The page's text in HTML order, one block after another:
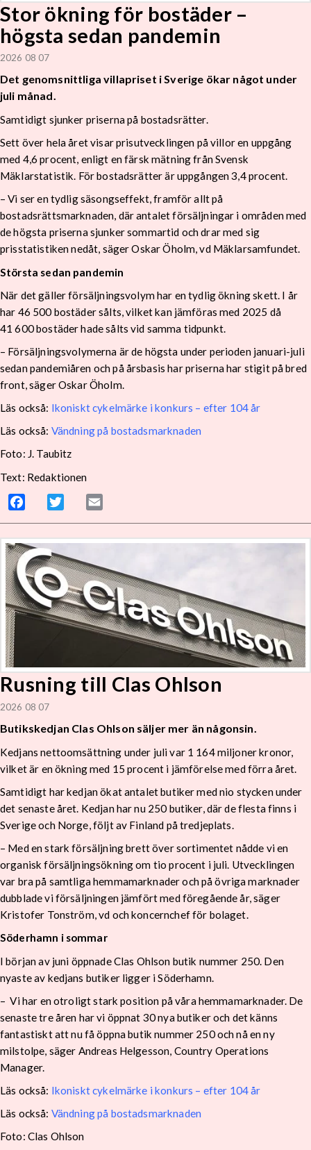
Stor ökning för bostäder –
högsta sedan pandemin
2026 08 07
Det genomsnittliga villapriset i Sverige ökar något under
juli månad.
Samtidigt sjunker priserna på bostadsrätter.
Sett över hela året visar prisutvecklingen på villor en uppgång
med 4,6 procent, enligt en färsk mätning från Svensk
Mäklarstatistik. För bostadsrätter är uppgången 3,4 procent.
– Vi ser en tydlig säsongseffekt, framför allt på
bostadsrättsmarknaden, där antalet försäljningar i områden med
de högsta priserna sjunker sommartid och drar med sig
prisstatistiken nedåt, säger Oskar Öholm, vd Mäklarsamfundet.
Största sedan pandemin
När det gäller försäljningsvolym har en tydlig ökning skett. I år
har 46 500 bostäder sålts, vilket kan jämföras med 2025 då
41 600 bostäder hade sålts vid samma tidpunkt.
– Försäljningsvolymerna är de högsta under perioden januari-juli
sedan pandemiåren och på årsbasis har priserna har stigit på bred
front, säger Oskar Öholm.
Läs också: Ikoniskt cykelmärke i konkurs – efter 104 år
Läs också: Vändning på bostadsmarknaden
Foto: J. Taubitz
Text: Redaktionen
Facebook Twitter
Rusning till Clas Ohlson
2026 08 07
Butikskedjan Clas Ohlson säljer mer än någonsin.
Kedjans nettoomsättning under juli var 1 164 miljoner kronor,
vilket är en ökning med 15 procent i jämförelse med förra året.
Samtidigt har kedjan ökat antalet butiker med nio stycken under
det senaste året. Kedjan har nu 250 butiker, där de flesta finns i
Sverige och Norge, följt av Finland på tredjeplats.
– Med en stark försäljning brett över sortimentet nådde vi en
organisk försäljningsökning om tio procent i juli. Utvecklingen
var bra på samtliga hemmamarknader och på övriga marknader
dubblade vi försäljningen jämfört med föregående år, säger
Kristofer Tonström, vd och koncernchef för bolaget.
Söderhamn i sommar
I början av juni öppnade Clas Ohlson butik nummer 250. Den
nyaste av kedjans butiker ligger i Söderhamn.
– Vi har en otroligt stark position på våra hemmamarknader. De
senaste tre åren har vi öppnat 30 nya butiker och det känns
fantastiskt att nu få öppna butik nummer 250 och nå en ny
milstolpe, säger Andreas Helgesson, Country Operations
Manager.
Läs också: Ikoniskt cykelmärke i konkurs – efter 104 år
Läs också: Vändning på bostadsmarknaden
Foto: Clas Ohlson